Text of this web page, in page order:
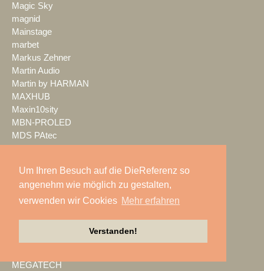
Um Ihren Besuch auf die DieReferenz so
angenehm wie möglich zu gestalten,
verwenden wir Cookies Mehr erfahren
Verstanden!
Magic Sky
magnid
Mainstage
marbet
Markus Zehner
Martin Audio
Martin by HARMAN
MAXHUB
Maxin10sity
MBN-PROLED
MDS PAtec
MEDIA SPECTRUM
MediaLantic
Mediasystem
MEGATECH